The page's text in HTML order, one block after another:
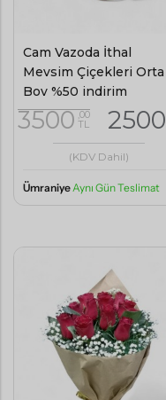
Cam Vazoda İthal
Mevsim Çiçekleri Orta
Boy %50 indirim
3500 ,00
TL 2500
(KDV Dahil)
ÜmraniyeAynı Gün Teslimat